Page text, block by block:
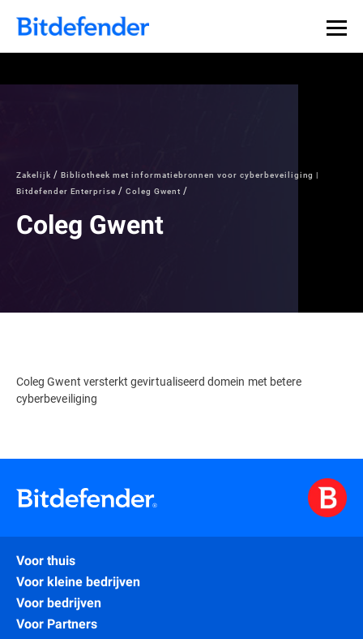
Zakelijk
Bibliotheek met informatiebronnen voor cyberbeveiliging |
Bitdefender Enterprise
Coleg Gwent
Coleg Gwent
Coleg Gwent versterkt gevirtualiseerd domein met betere
cyberbeveiliging
Voor thuis
Voor kleine bedrijven
Voor bedrijven
Voor Partners